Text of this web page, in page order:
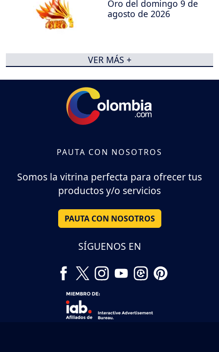
Oro del domingo 9 de
agosto de 2026
VER MÁS +
PAUTA CON NOSOTROS
Somos la vitrina perfecta para ofrecer tus
productos y/o servicios
PAUTA CON NOSOTROS
SÍGUENOS EN